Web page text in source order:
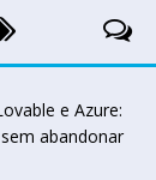
[ 20 de março de
técnica
[ 27 de fevereiro de
real sem criar uma
e Azure:
abandonar